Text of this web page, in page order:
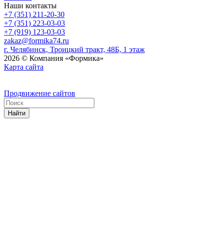
Наши контакты
+7 (351) 211-20-30
+7 (351) 223-03-03
+7 (919) 123-03-03
zakaz@formika74.ru
г. Челябинск, Троицкий тракт, 48Б, 1 этаж
2026 © Компания «Формика»
Карта сайта
Продвижение сайтов
Найти